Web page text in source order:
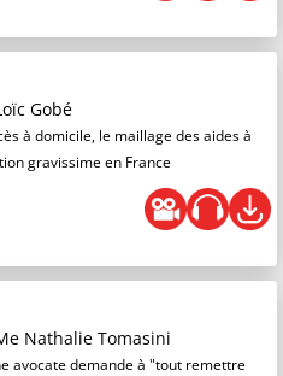
Gobé
à domicile, le maillage des aides à
gravissime en France
Nathalie Tomasini
avocate demande à "tout remettre